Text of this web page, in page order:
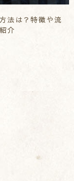
法は？特徴や流
介